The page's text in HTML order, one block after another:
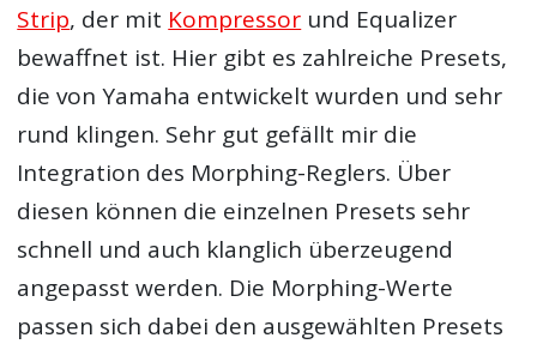
Strip, der mit Kompressor und Equalizer
bewaffnet ist. Hier gibt es zahlreiche Presets,
die von Yamaha entwickelt wurden und sehr
rund klingen. Sehr gut gefällt mir die
Integration des Morphing-Reglers. Über
diesen können die einzelnen Presets sehr
schnell und auch klanglich überzeugend
angepasst werden. Die Morphing-Werte
passen sich dabei den ausgewählten Presets